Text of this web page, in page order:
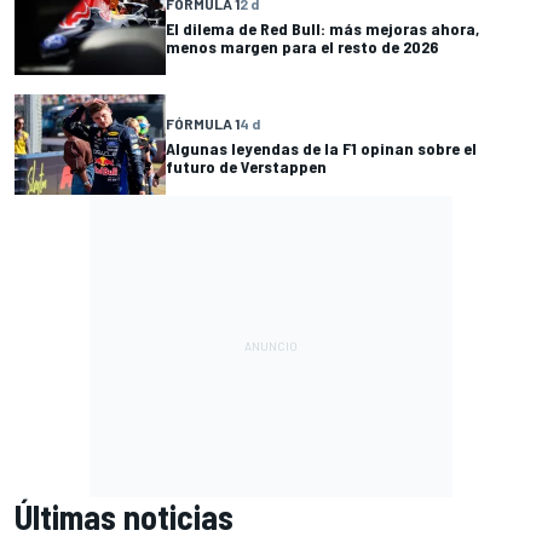
El dilema de Red Bull: más mejoras ahora,
menos margen para el resto de 2026
FÓRMULA 14 d
Algunas leyendas de la F1 opinan sobre el
futuro de Verstappen
Últimas noticias